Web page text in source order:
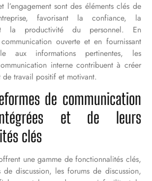
l’engagement sont des éléments clés de
favorisant la confiance, la
la productivité du personnel. En
ouverte et en fournissant
aux informations pertinentes, les
interne contribuent à créer
de travail positif et motivant.
de communication
et de leurs
clés
une gamme de fonctionnalités clés,
discussion, les forums de discussion,